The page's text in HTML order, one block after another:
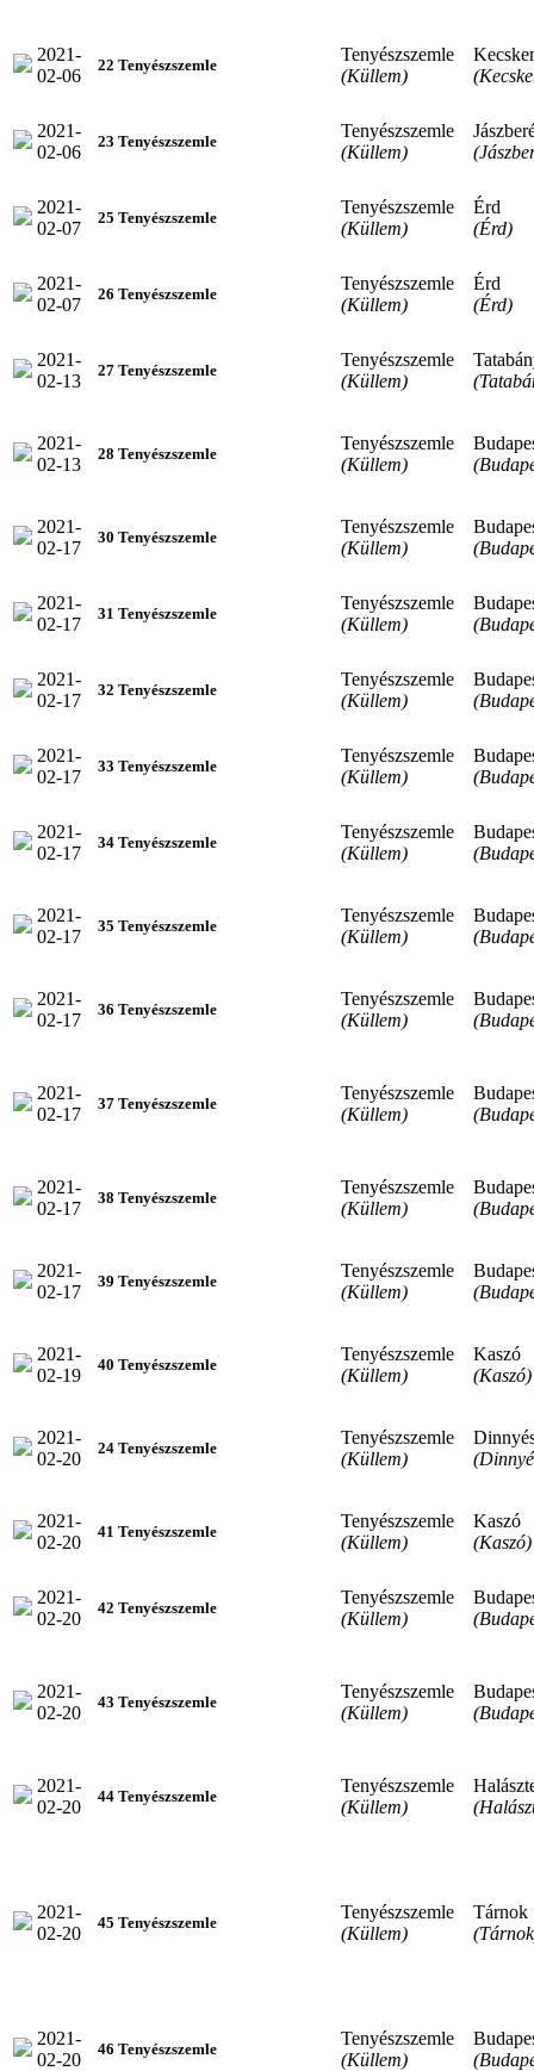
2021-
02-06
22 Tenyészszemle
Tenyészszemle
(Küllem)
2021-
02-06
23 Tenyészszemle
Tenyészszemle
(Küllem)
2021-
02-07
25 Tenyészszemle
Tenyészszemle
(Küllem)
Érd
(Érd)
2021-
02-07
26 Tenyészszemle
Tenyészszemle
(Küllem)
Érd
(Érd)
2021-
02-13
27 Tenyészszemle
Tenyészszemle
(Küllem)
2021-
02-13
28 Tenyészszemle
Tenyészszemle
(Küllem)
2021-
02-17
30 Tenyészszemle
Tenyészszemle
(Küllem)
2021-
02-17
31 Tenyészszemle
Tenyészszemle
(Küllem)
2021-
02-17
32 Tenyészszemle
Tenyészszemle
(Küllem)
2021-
02-17
33 Tenyészszemle
Tenyészszemle
(Küllem)
2021-
02-17
34 Tenyészszemle
Tenyészszemle
(Küllem)
2021-
02-17
35 Tenyészszemle
Tenyészszemle
(Küllem)
2021-
02-17
36 Tenyészszemle
Tenyészszemle
(Küllem)
2021-
02-17
37 Tenyészszemle
Tenyészszemle
(Küllem)
2021-
02-17
38 Tenyészszemle
Tenyészszemle
(Küllem)
2021-
02-17
39 Tenyészszemle
Tenyészszemle
(Küllem)
2021-
02-19
40 Tenyészszemle
Tenyészszemle
(Küllem)
Kaszó
(Kaszó)
2021-
02-20
24 Tenyészszemle
Tenyészszemle
(Küllem)
2021-
02-20
41 Tenyészszemle
Tenyészszemle
(Küllem)
Kaszó
(Kaszó)
2021-
02-20
42 Tenyészszemle
Tenyészszemle
(Küllem)
2021-
02-20
43 Tenyészszemle
Tenyészszemle
(Küllem)
2021-
02-20
44 Tenyészszemle
Tenyészszemle
(Küllem)
2021-
02-20
45 Tenyészszemle
Tenyészszemle
(Küllem)
Tárnok
2021-
02-20
46 Tenyészszemle
Tenyészszemle
(Küllem)